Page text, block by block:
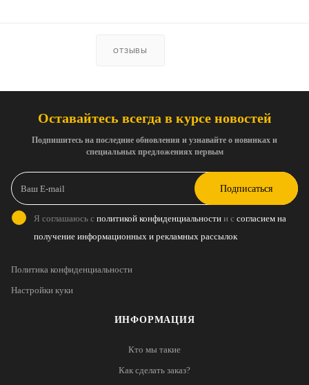
ОТЗЫВЫ
ИНФОРМАЦИЯ
Кто мы такие
Как сделать заказ?
Оставайтесь всегда в курсе новостей
Подпишитесь на последние обновления и узнавайте о новинках и
специальных предложениях первым
Подписаться
Я соглашаюсь с политикой конфиденциальности и с согласием на
получение информационных и рекламных рассылок
Политика конфиденциальности
Настройки куки